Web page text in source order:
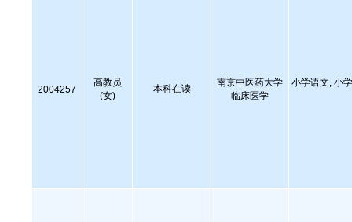
2004257
高教员
(女)
本科在读
南京中医药大学
临床医学
小学语文, 小